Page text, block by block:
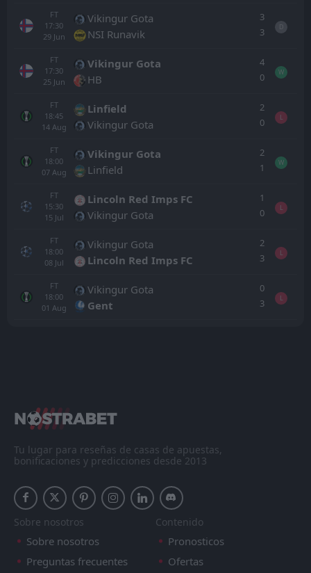
FT
17:30
29 Jun
Vikingur Gota
NSI Runavik
3
3
D
FT
17:30
25 Jun
Vikingur Gota
HB
4
0
W
FT
18:45
14 Aug
Linfield
Vikingur Gota
2
0
L
FT
18:00
07 Aug
Vikingur Gota
Linfield
2
1
W
FT
15:30
15 Jul
Lincoln Red Imps FC
Vikingur Gota
1
0
L
FT
18:00
08 Jul
Vikingur Gota
Lincoln Red Imps FC
2
3
L
FT
18:00
01 Aug
Vikingur Gota
Gent
0
3
L
17Aug
Stjarnan
09Aug
Keflavik
FT
03Aug
Valur Reykjavik
Stjarnan
PEN
Ilves Tampere
Tu lugar para reseñas de casas de apuestas,
bonificaciones y predicciones desde 2013
Sobre nosotros
Sobre nosotros
Preguntas frecuentes
Contenido
Pronosticos
Ofertas